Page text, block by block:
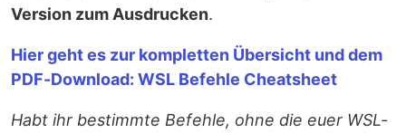
Version zum Ausdrucken.
Hier geht es zur kompletten Übersicht und dem
PDF-Download: WSL Befehle Cheatsheet
Habt ihr bestimmte Befehle, ohne die euer WSL-